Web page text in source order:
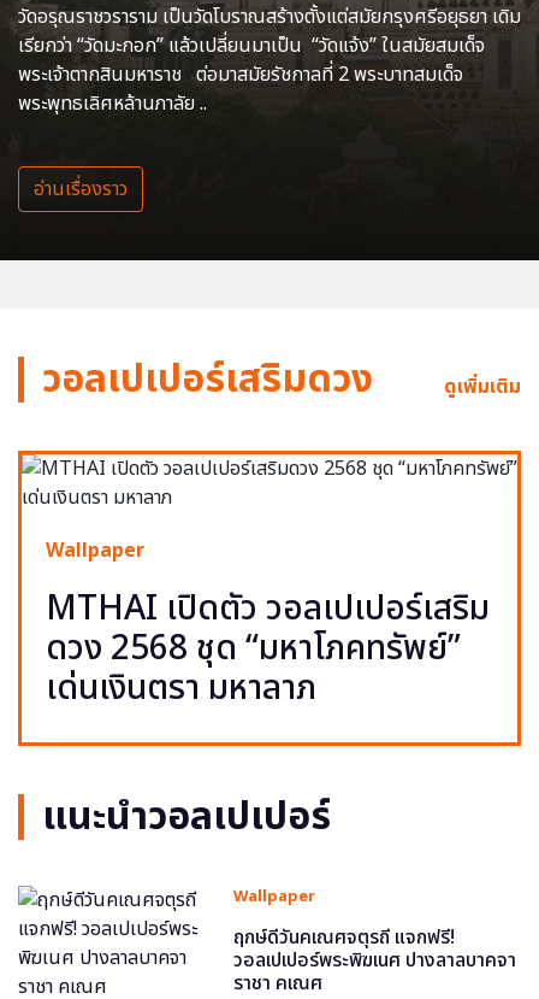
วัดอรุณราชวราราม เป็นวัดโบราณสร้างตั้งแต่สมัยกรุงศรีอยุธยา เดิม
เรียกว่า “วัดมะกอก” แล้วเปลี่ยนมาเป็น “วัดแจ้ง” ในสมัยสมเด็จ
พระเจ้าตากสินมหาราช ต่อมาสมัยรัชกาลที่ 2 พระบาทสมเด็จ
พระพุทธเลิศหล้านภาลัย ..
อ่านเรื่องราว
วอลเปเปอร์เสริมดวง ดูเพิ่มเติม
Wallpaper
MTHAI เปิดตัว วอลเปเปอร์เสริม
ดวง 2568 ชุด “มหาโภคทรัพย์”
เด่นเงินตรา มหาลาภ
แนะนำวอลเปเปอร์
Wallpaper
ฤกษ์ดีวันคเณศจตุรถี แจกฟรี!
วอลเปเปอร์พระพิฆเนศ ปางลาลบาคจา
ราชา คเณศ